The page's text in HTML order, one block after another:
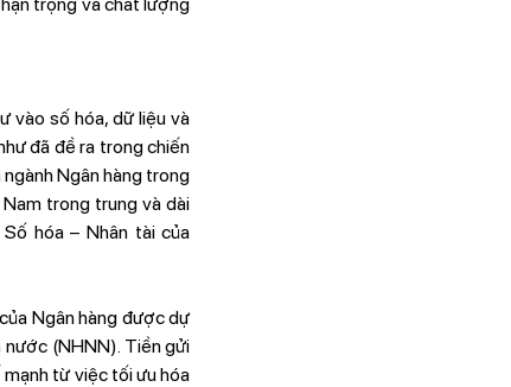
vào số hóa, dữ liệu và
đã đề ra trong chiến
Ngân hàng trong
trong trung và dài
hóa – Nhân tài của
Ngân hàng được dự
(NHNN). Tiền gửi
từ việc tối ưu hóa